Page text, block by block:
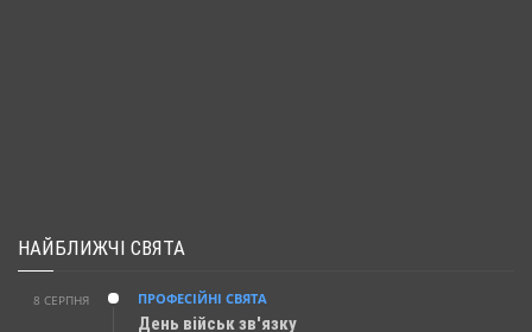
НАЙБЛИЖЧІ СВЯТА
8 СЕРПНЯ ПРОФЕСІЙНІ СВЯТА
День військ зв'язку